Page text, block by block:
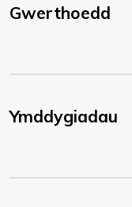
Gwerthoedd
Ymddygiadau